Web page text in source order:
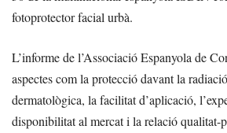
fotoprotector facial urbà.
L’informe de l’Associació Espanyola de
aspectes com la protecció davant la
dermatològica, la facilitat d’aplicació,
disponibilitat al mercat i la relació qualitat-